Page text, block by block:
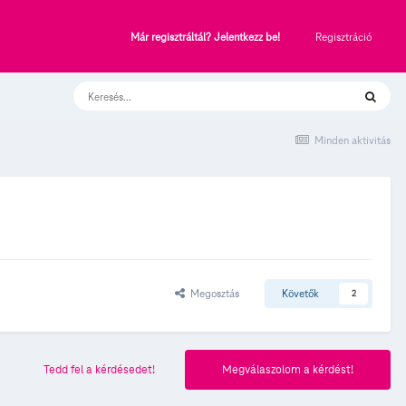
Már regisztráltál? Jelentkezz be! Regisztráció
Minden aktivitás
Megosztás Követők 2
Megválaszolom a kérdést!
Tedd fel a kérdésedet!